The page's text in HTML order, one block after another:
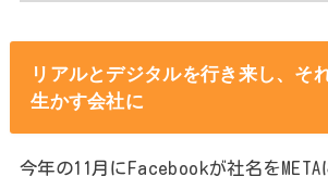
リアルとデジタルを行き来し、そ
生かす会社に
今年の11月にFacebookが社名を